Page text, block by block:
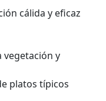
cálida y eficaz
y
platos típicos